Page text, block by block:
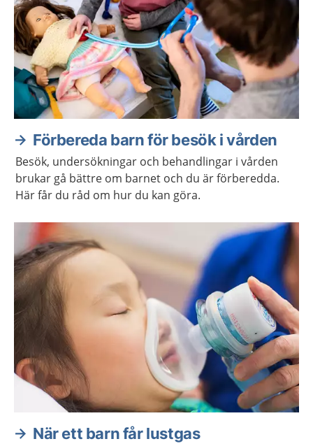
Förbereda barn för besök i vården
Besök, undersökningar och behandlingar i vården
brukar gå bättre om barnet och du är förberedda.
Här får du råd om hur du kan göra.
När ett barn får lustgas